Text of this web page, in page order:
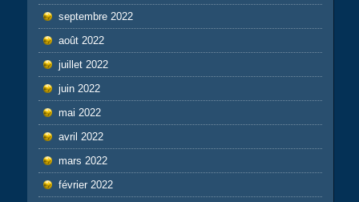
septembre 2022
août 2022
juillet 2022
juin 2022
mai 2022
avril 2022
mars 2022
février 2022